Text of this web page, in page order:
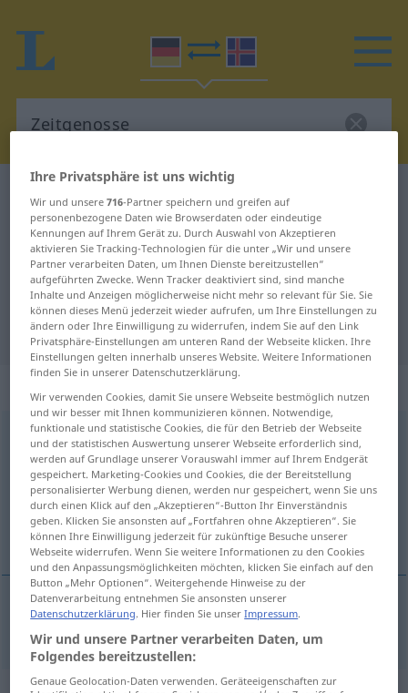
Deutsch-Isländisch Übersetzung
für "Zeitgenosse"
"Zeitgenosse" Isländisch
Übersetzung
„Zeitgenosse“ : Maskulinum
Zeitgenossem
Übersicht aller Übersetzungen
(Für mehr Details die Übersetzung anklicken/antippen)
samtímamaður
m
Ihre Privatsphäre ist uns wichtig
Wir und unsere716-Partner speichern und greifen auf
personenbezogene Daten wie Browserdaten oder eindeutige
Kennungen auf Ihrem Gerät zu. Durch Auswahl von Akzeptieren
aktivieren Sie Tracking-Technologien für die unter „Wir und unsere
Partner verarbeiten Daten, um Ihnen Dienste bereitzustellen“
aufgeführten Zwecke. Wenn Tracker deaktiviert sind, sind manche
Inhalte und Anzeigen möglicherweise nicht mehr so relevant für Sie. Sie
können dieses Menü jederzeit wieder aufrufen, um Ihre Einstellungen zu
ändern oder Ihre Einwilligung zu widerrufen, indem Sie auf den Link
Privatsphäre-Einstellungen am unteren Rand der Webseite klicken. Ihre
Einstellungen gelten innerhalb unseres Website. Weitere Informationen
finden Sie in unserer Datenschutzerklärung.
Wir verwenden Cookies, damit Sie unsere Webseite bestmöglich nutzen
und wir besser mit Ihnen kommunizieren können. Notwendige,
funktionale und statistische Cookies, die für den Betrieb der Webseite
und der statistischen Auswertung unserer Webseite erforderlich sind,
werden auf Grundlage unserer Vorauswahl immer auf Ihrem Endgerät
gespeichert. Marketing-Cookies und Cookies, die der Bereitstellung
personalisierter Werbung dienen, werden nur gespeichert, wenn Sie uns
durch einen Klick auf den „Akzeptieren“-Button Ihr Einverständnis
geben. Klicken Sie ansonsten auf „Fortfahren ohne Akzeptieren“. Sie
können Ihre Einwilligung jederzeit für zukünftige Besuche unserer
Webseite widerrufen. Wenn Sie weitere Informationen zu den Cookies
und den Anpassungsmöglichkeiten möchten, klicken Sie einfach auf den
Button „Mehr Optionen“. Weitergehende Hinweise zu der
Datenverarbeitung entnehmen Sie ansonsten unserer
Datenschutzerklärung. Hier finden Sie unserImpressum.
Wir und unsere Partner verarbeiten Daten, um
Folgendes bereitzustellen:
Genaue Geolocation-Daten verwenden. Geräteeigenschaften zur